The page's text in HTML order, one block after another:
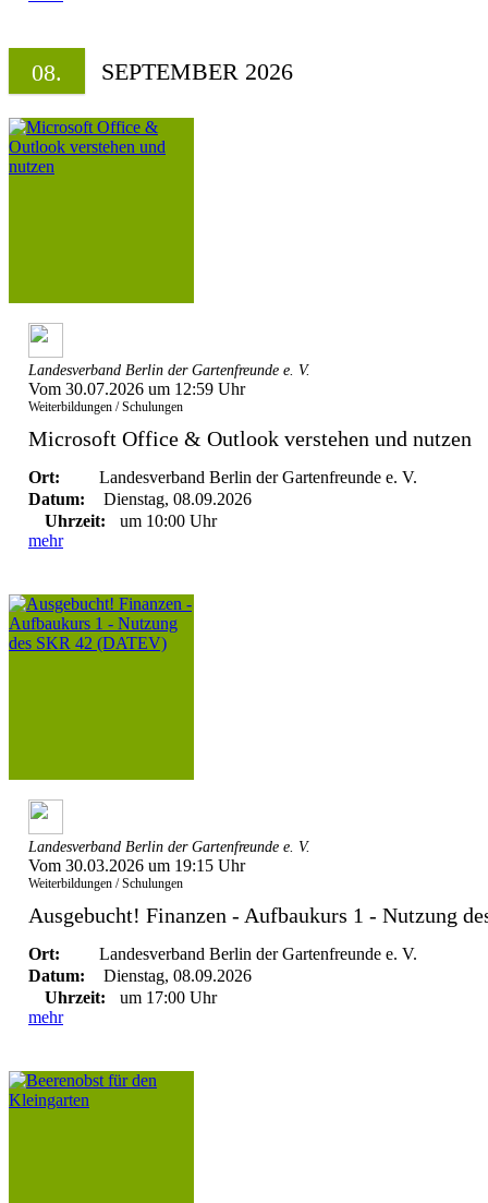
08. SEPTEMBER 2026
Landesverband Berlin der Gartenfreunde e. V.
Vom 30.07.2026 um 12:59 Uhr
Weiterbildungen / Schulungen
Microsoft Office & Outlook verstehen und nutzen
Ort:
Landesverband Berlin der Gartenfreunde e. V.
Datum:
Dienstag, 08.09.2026
Uhrzeit:
um 10:00 Uhr
mehr
Landesverband Berlin der Gartenfreunde e. V.
Vom 30.03.2026 um 19:15 Uhr
Weiterbildungen / Schulungen
Ausgebucht! Finanzen - Aufbaukurs 1 - Nutzung
Ort:
Landesverband Berlin der Gartenfreunde e. V.
Datum:
Dienstag, 08.09.2026
Uhrzeit:
um 17:00 Uhr
mehr